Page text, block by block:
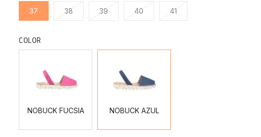
37 38 39 40 41
COLOR
NOBUCK FUCSIA NOBUCK AZUL